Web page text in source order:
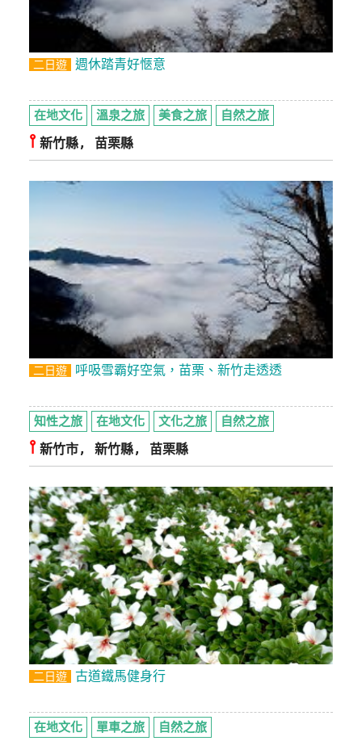
二日遊 週休踏青好愜意
在地文化 溫泉之旅 美食之旅 自然之旅
⫯ 新竹縣, 苗栗縣
二日遊 呼吸雪霸好空氣，苗栗、新竹走透透
知性之旅 在地文化 文化之旅 自然之旅
⫯ 新竹市, 新竹縣, 苗栗縣
二日遊 古道鐵馬健身行
在地文化 單車之旅 自然之旅